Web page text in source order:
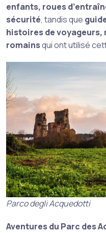
enfants, roues
sécurité, tandis que
histoires de voyageurs,
romainsqui ont utilisé
Parco degli Acquedotti
Aventures du Parc des